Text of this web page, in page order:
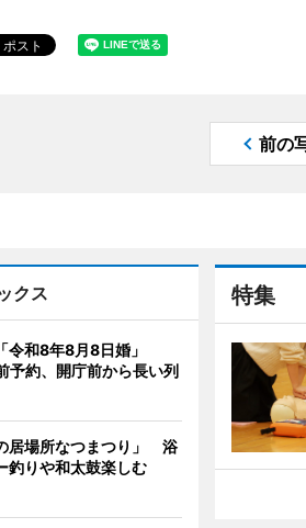
前の
特集
クス
令和8年8月8日婚」
予約、開庁前から長い列
居場所なつまつり」 浴
釣りや和太鼓楽しむ